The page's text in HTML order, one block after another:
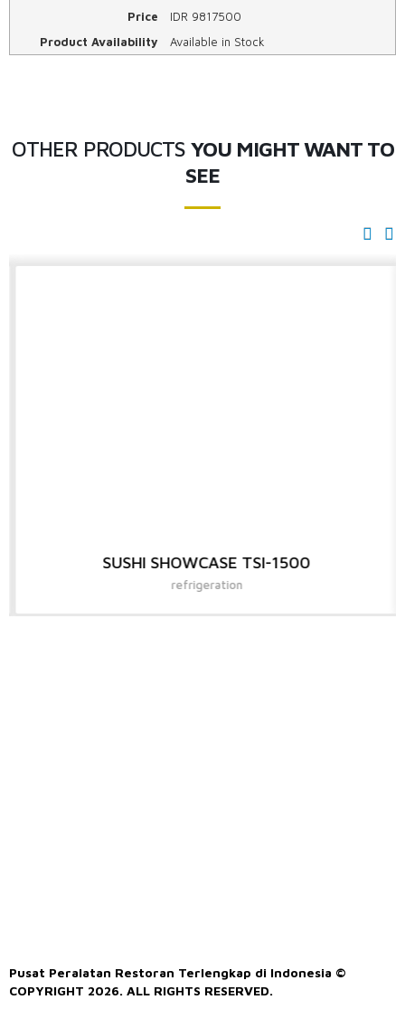
Price
IDR 9817500
Product Availability
Available in Stock
OTHER PRODUCTS YOU MIGHT WANT TO
SEE
SUSHI SHOWCASE TSI-1500
refrigeration
Pusat Peralatan Restoran Terlengkap di Indonesia ©
COPYRIGHT 2026. ALL RIGHTS RESERVED.